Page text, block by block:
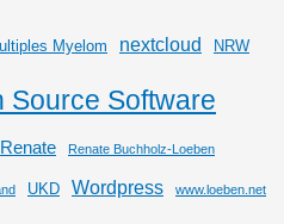
Myelom nextcloud NRW
Source Software
Renate Renate Buchholz-Loeben
UKD Wordpress www.loeben.net